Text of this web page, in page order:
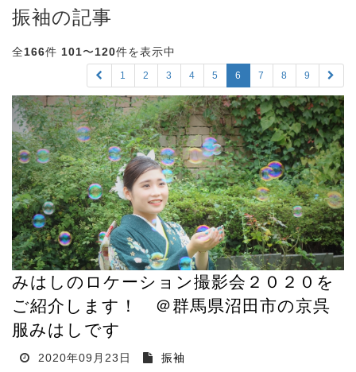
振袖の記事
全166件 101〜120件を表示中
1 2 3 4 5 6 7 8 9
みはしのロケーション撮影会２０２０を
ご紹介します！ ＠群馬県沼田市の京呉
服みはしです
2020年09月23日
振袖